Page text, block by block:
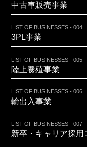
中古車販売事業
LIST OF BUSINESSES - 004
3PL事業
LIST OF BUSINESSES - 005
陸上養殖事業
LIST OF BUSINESSES - 006
輸出入事業
LIST OF BUSINESSES - 007
新卒・キャリア採